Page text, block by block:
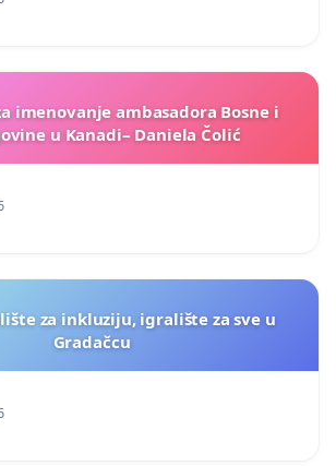
imenovanje ambasadora Bosne i
u Kanadi– Daniela Čolić
igralište za sve u
Gradačcu